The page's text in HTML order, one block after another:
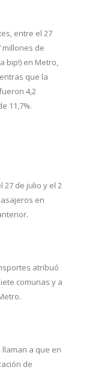
entre el 27
millones de
bip!) en Metro,
que la
4,2
11,7%.
27 de julio y el 2
en
atribuó
comunas y a
llaman a que en
de